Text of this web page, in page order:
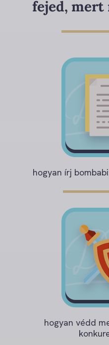
fejed,
hogyan írj
hogyan védd